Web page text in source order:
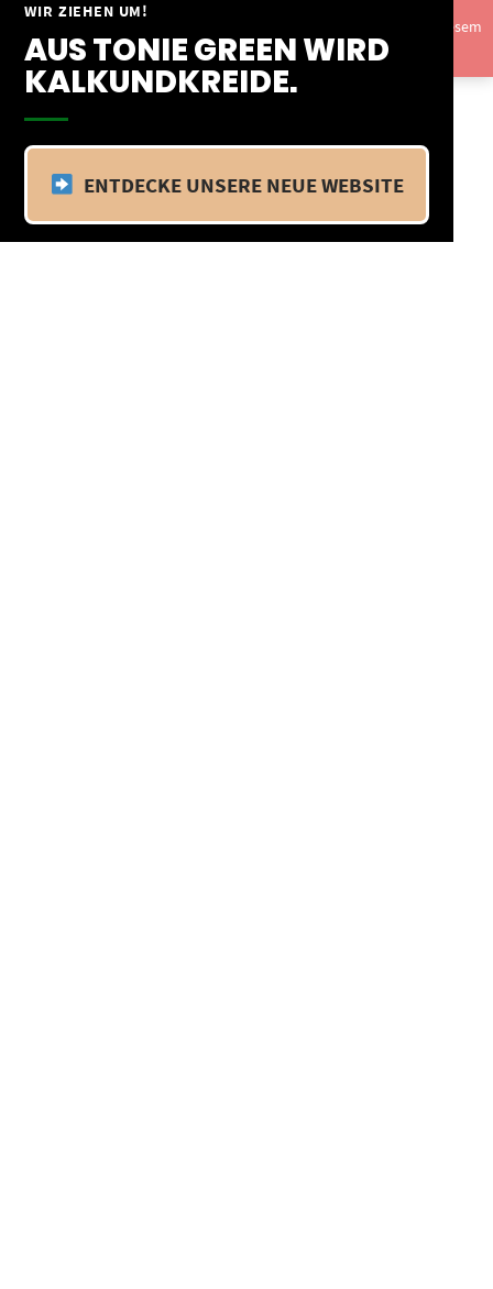
WIR ZIEHEN UM!
AUS TONIE GREEN WIRD
KALKUNDKREIDE.
ENTDECKE UNSERE NEUE WEBSITE
Springe
Inhalt
Vom 09.04.25 - 20.04.25 befinden wir uns im Betriebsurlaub. In diesem
Zeitraum findet kein Versand statt.Ausblenden